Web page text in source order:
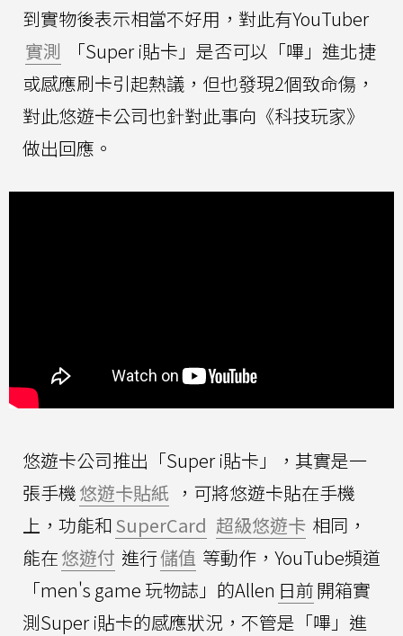
到實物後表示相當不好用，對此有YouTuber
實測
「Super i貼卡」是否可以「嗶」進北捷
或感應刷卡引起熱議，但也發現2個致命傷，
對此悠遊卡公司也針對此事向《科技玩家》
做出回應。
悠遊卡公司推出「Super i貼卡」，其實是一
張手機悠遊卡貼紙 ，可將悠遊卡貼在手機
上，功能和SuperCard 超級悠遊卡 相同，
能在悠遊付 進行儲值 等動作，YouTube頻道
「men's game 玩物誌」的Allen 日前開箱實
測Super i貼卡的感應狀況，不管是「嗶」進